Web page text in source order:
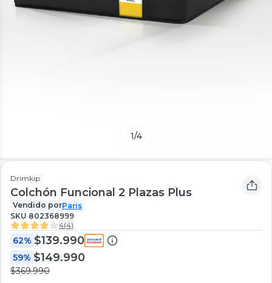
1/4
Drimkip
Colchón Funcional 2 Plazas Plus
Vendido porParis
SKU 802368999
4(4)
62% $139.990
59% $149.990
$369.990